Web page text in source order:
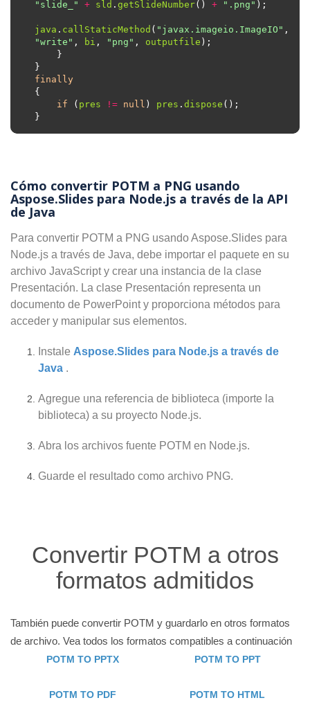
"slide_" + sld . getSlideNumber() + ".png"
java . callStaticMethod ( "javax.imageio.ImageIO"
"write" , bi , "png" , outputfile
finally
if ( pres != null ) pres . dispose
Cómo convertir POTM a PNG usando
Aspose.Slides para Node.js a través de la API
de Java
Para convertir POTM a PNG usando Aspose.Slides para
Node.js a través de Java, debe importar el paquete en su
archivo JavaScript y crear una instancia de la clase
Presentación. La clase Presentación representa un
documento de PowerPoint y proporciona métodos para
acceder y manipular sus elementos.
Instale Aspose.Slides para Node.js a través de
Java .
Agregue una referencia de biblioteca (importe la
biblioteca) a su proyecto Node.js.
Abra los archivos fuente POTM en Node.js.
Guarde el resultado como archivo PNG.
Convertir POTM a otros
formatos admitidos
También puede convertir POTM y guardarlo en otros formatos
de archivo. Vea todos los formatos compatibles a continuación
POTM TO PPTX POTM TO PPT
POTM TO PDF POTM TO HTML